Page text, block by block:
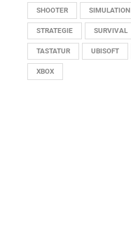
SHOOTER SIMULATION
STRATEGIE SURVIVAL
TASTATUR UBISOFT
XBOX